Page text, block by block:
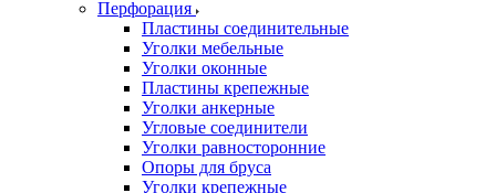
Перфорация
Пластины соединительные
Уголки мебельные
Уголки оконные
Пластины крепежные
Уголки анкерные
Угловые соединители
Уголки равносторонние
Опоры для бруса
Уголки крепежные